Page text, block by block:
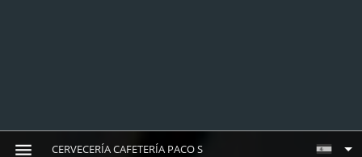
CERVECERÍA CAFETERÍA PACO S